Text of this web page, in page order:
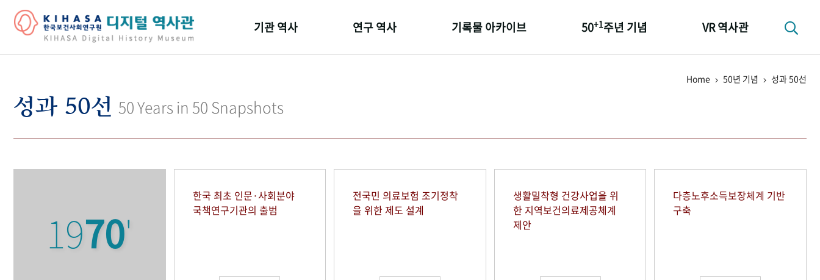
기관 역사
기관 변천사
연구 역사 기록물 아카이브 50+1주년 기념 VR 역사관
Home 50년 기념 성과 50선
성과 50선 50 Years in 50 Snapshots
1970'
한국 최초 인문·사회분야
국책연구기관의 출범
전국민 의료보험 조기정착
을 위한 제도 설계
생활밀착형 건강사업을 위
한 지역보건의료제공체계
제안
다층노후소득보장체계 기반
구축